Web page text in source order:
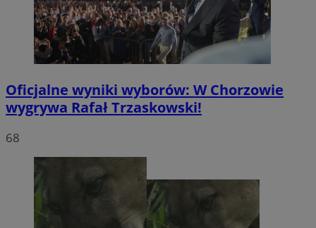
Oficjalne wyniki wyborów: W Chorzowie
wygrywa Rafał Trzaskowski!
68